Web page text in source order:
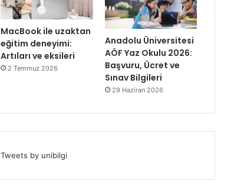
MacBook ile uzaktan
eğitim deneyimi:
Artıları ve eksileri
2 Temmuz 2026
Anadolu Üniversitesi
AÖF Yaz Okulu 2026:
Başvuru, Ücret ve
Sınav Bilgileri
29 Haziran 2026
Tweets by unibilgi